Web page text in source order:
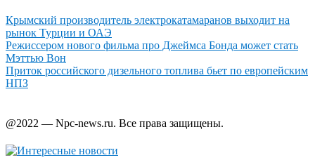
Крымский производитель электрокатамаранов выходит на
рынок Турции и ОАЭ
Режиссером нового фильма про Джеймса Бонда может стать
Мэттью Вон
Приток российского дизельного топлива бьет по европейским
НПЗ
@2022 — Npc-news.ru. Все права защищены.